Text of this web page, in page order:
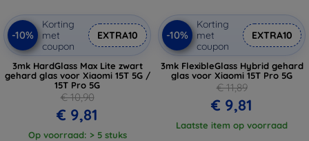
-10%
Korting
met
coupon
EXTRA10
3mk HardGlass Max Lite zwart
gehard glas voor Xiaomi 15T 5G /
15T Pro 5G
€ 10,90
€ 9,81
Op voorraad: > 5 stuks
-10%
Korting
met
coupon
EXTRA10
3mk FlexibleGlass Hybrid gehard
glas voor Xiaomi 15T Pro 5G
€ 11,89
€ 9,81
Laatste item op voorraad